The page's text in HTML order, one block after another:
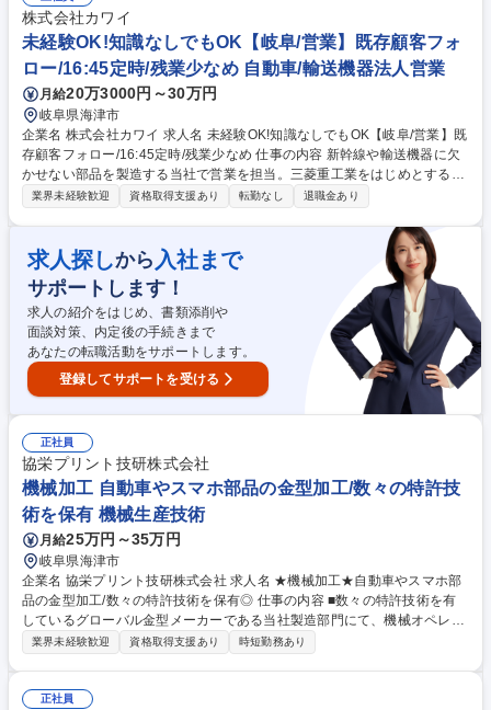
査」の取得費用は会社がすべて負担。働きながら一生モノのスキルが手に
入ります。 【やりがい】新幹線などの重要部品。日本のモノづくりと安全
を支える、非常に誇り高い仕事。最終チェックを担うのが品質管理です
が、最初から一人にすることは絶対にありません。 募集職種 未経験OK
【岐阜/品質管理】日勤のみ(16:45定時)/土日休/図面が読めない方もOK
株式会社カワイ
未経験OK!知識なしでもOK【岐阜/営業】既存顧客フォ
ロー/16:45定時/残業少なめ 自動車/輸送機器法人営業
月給20万3000円～30万円
岐阜県海津市
企業名 株式会社カワイ 求人名 未経験OK!知識なしでもOK【岐阜/営業】既
存顧客フォロー/16:45定時/残業少なめ 仕事の内容 新幹線や輸送機器に欠
かせない部品を製造する当社で営業を担当。三菱重工業をはじめとする既
存顧客へのルート営業中心。図面の読み方は入社後に学ぶので知識がなく
講師による機械工学全般の学科講習で当社の事業を学んでいただき、その
後はOJTで業務を学んでいただきます。 じっくりレクチャーするので知識
がない方もOK 【業務詳細】■既存顧客(大手企業中心)からの仕様・ニーズ
のヒアリング ■紙の2D図面を読み解き、顧客と加工仕様や納期についての
打合せ(どんな製品か/実現にはどんな加工技術が必要か等) ■社内の設計・
製造部門と連携した見積作成および工程管理 募集職種 未経験OK!知識なし
でもOK【岐阜/営業】既存顧客フォロー/16:45定時/残業少なめ
業界未経験歓迎 資格取得支援あり 転勤なし 退職金あり
求人探しから 入社まで
サポートします！
求人の紹介をはじめ、書類添削や
面談対策、内定後の手続きまで
あなたの転職活動をサポートします。
登録してサポートを受ける
正社員
協栄プリント技研株式会社
機械加工 自動車やスマホ部品の金型加工/数々の特許技
術を保有 機械生産技術
月給25万円～35万円
岐阜県海津市
企業名 協栄プリント技研株式会社 求人名 ★機械加工★自動車やスマホ部
品の金型加工/数々の特許技術を保有◎ 仕事の内容 ■数々の特許技術を有
しているグローバル金型メーカーである当社製造部門にて、機械オペレー
ターとして、当社保有の機械の操作を通じて、自動車やスマ―トフォン内
ン内部部品」として使用される金型加工の業務を担当いただきます。 【入
業界未経験歓迎 資格取得支援あり 時短勤務あり
正社員